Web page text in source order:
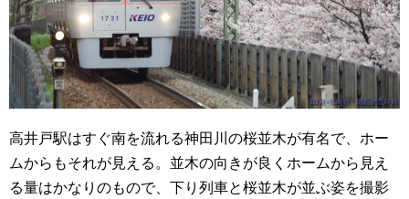
高井戸駅はすぐ南を流れる神田川の桜並木が有名で、ホー
ムからもそれが見える。並木の向きが良くホームから見え
る量はかなりのもので、下り列車と桜並木が並ぶ姿を撮影